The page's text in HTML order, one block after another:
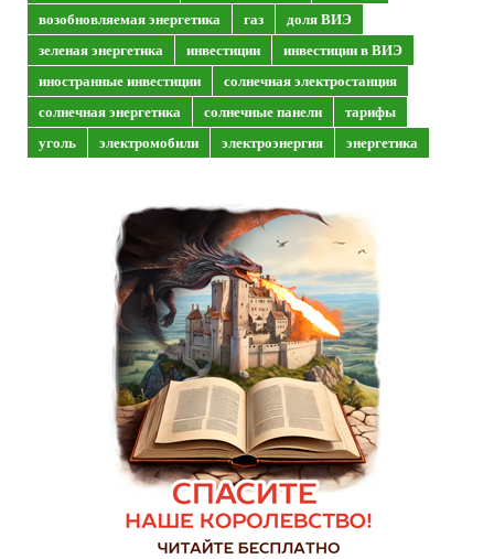
возобновляемая энергетика
газ
доля ВИЭ
зеленая энергетика
инвестиции
инвестиции в ВИЭ
иностранные инвестиции
солнечная электростанция
солнечная энергетика
солнечные панели
тарифы
уголь
электромобили электроэнергия энергетика